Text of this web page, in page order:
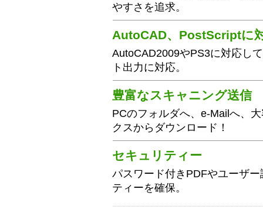
やすさを追求。
AutoCAD、PostScriptに
AutoCAD2009やPS3に対応し
ト出力に対応。
豊富なスキャニング送信
PCのフォルダへ、e-Mailへ、
クスからダウンロード！
セキュリティー
パスワード付きPDFやユーザ
ティーを確保。